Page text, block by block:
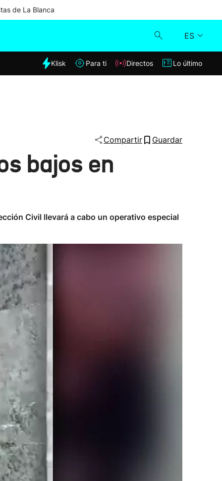
de La Blanca
ES
Klisk
Klisk Para ti Directos Lo último
Compartir Guardar
bajos en
Civil llevará a cabo un operativo especial